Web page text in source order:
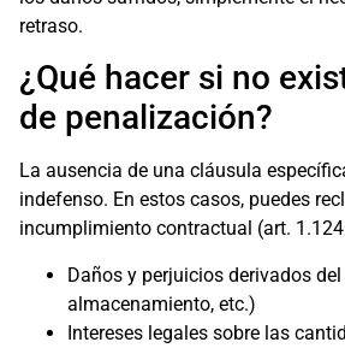
retraso.
¿Qué hacer si no
de penalización?
La ausencia de una cláusula
indefenso. En estos casos, puedes
incumplimiento contractual (art. 1.124
Daños y perjuicios derivados
almacenamiento, etc.)
Intereses legales sobre las